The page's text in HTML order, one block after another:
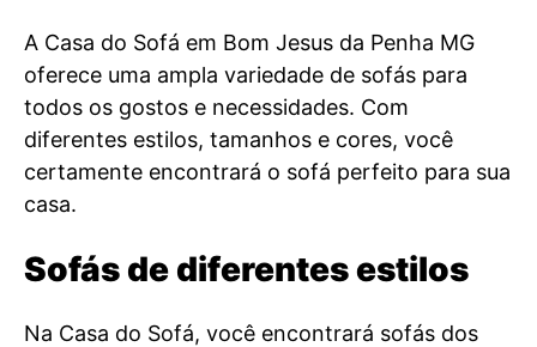
A Casa do Sofá em Bom Jesus da Penha MG
oferece uma ampla variedade de sofás para
todos os gostos e necessidades. Com
diferentes estilos, tamanhos e cores, você
certamente encontrará o sofá perfeito para sua
casa.
Sofás de diferentes estilos
Na Casa do Sofá, você encontrará sofás dos